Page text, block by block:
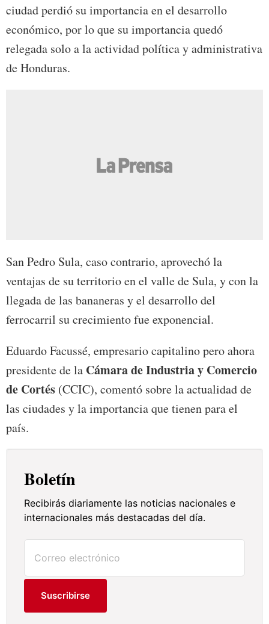
ciudad perdió su importancia en el desarrollo
económico, por lo que su importancia quedó
relegada solo a la actividad política y administrativa
de Honduras.
San Pedro Sula, caso contrario, aprovechó la
ventajas de su territorio en el valle de Sula, y con la
llegada de las bananeras y el desarrollo del
ferrocarril su crecimiento fue exponencial.
Eduardo Facussé, empresario capitalino pero ahora
presidente de la Cámara de Industria y Comercio
de Cortés (CCIC), comentó sobre la actualidad de
las ciudades y la importancia que tienen para el
país.
Boletín
Recibirás diariamente las noticias nacionales e
internacionales más destacadas del día.
Suscribirse